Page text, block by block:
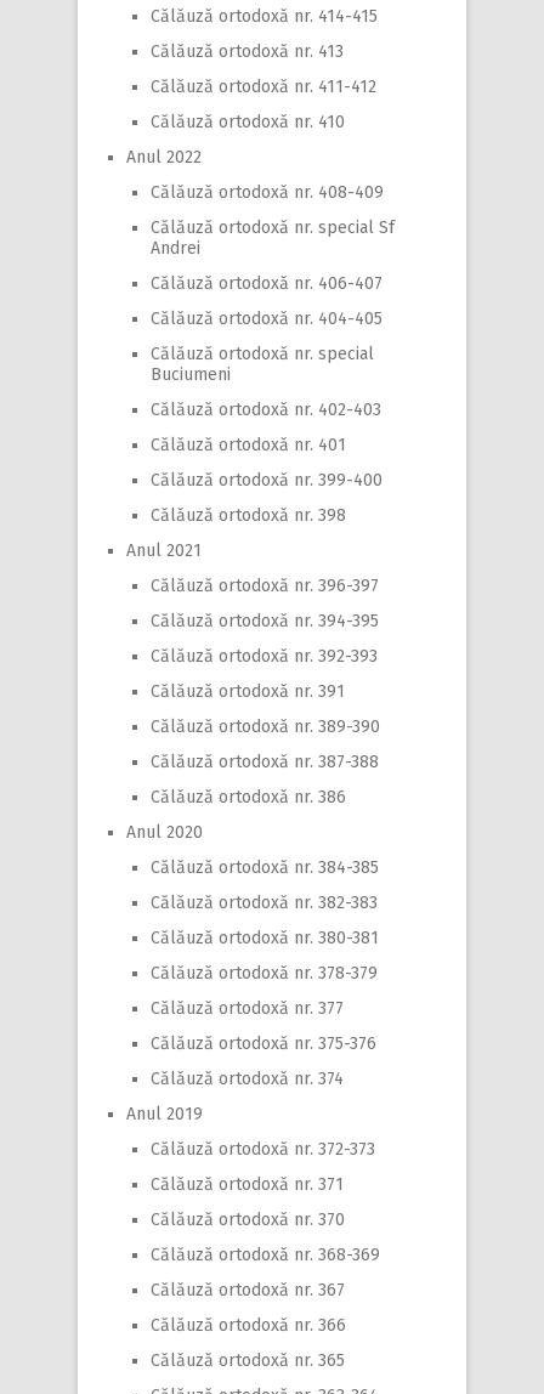
Călăuză ortodoxă nr. 414-415
Călăuză ortodoxă nr. 413
Călăuză ortodoxă nr. 411-412
Călăuză ortodoxă nr. 410
Anul 2022
Călăuză ortodoxă nr. 408-409
Călăuză ortodoxă nr. special Sf
Andrei
Călăuză ortodoxă nr. 406-407
Călăuză ortodoxă nr. 404-405
Călăuză ortodoxă nr. special
Buciumeni
Călăuză ortodoxă nr. 402-403
Călăuză ortodoxă nr. 401
Călăuză ortodoxă nr. 399-400
Călăuză ortodoxă nr. 398
Anul 2021
Călăuză ortodoxă nr. 396-397
Călăuză ortodoxă nr. 394-395
Călăuză ortodoxă nr. 392-393
Călăuză ortodoxă nr. 391
Călăuză ortodoxă nr. 389-390
Călăuză ortodoxă nr. 387-388
Călăuză ortodoxă nr. 386
Anul 2020
Călăuză ortodoxă nr. 384-385
Călăuză ortodoxă nr. 382-383
Călăuză ortodoxă nr. 380-381
Călăuză ortodoxă nr. 378-379
Călăuză ortodoxă nr. 377
Călăuză ortodoxă nr. 375-376
Călăuză ortodoxă nr. 374
Anul 2019
Călăuză ortodoxă nr. 372-373
Călăuză ortodoxă nr. 371
Călăuză ortodoxă nr. 370
Călăuză ortodoxă nr. 368-369
Călăuză ortodoxă nr. 367
Călăuză ortodoxă nr. 366
Călăuză ortodoxă nr. 365